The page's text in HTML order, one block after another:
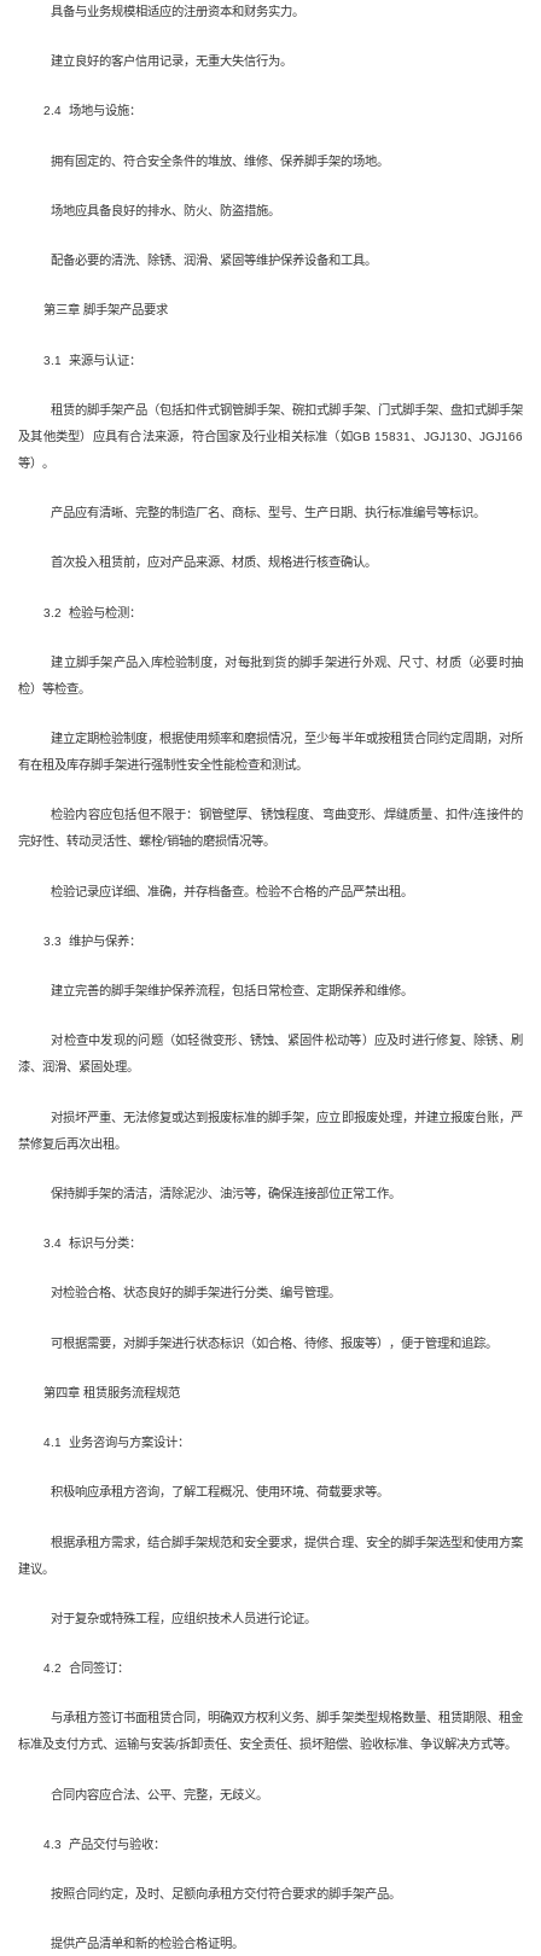
具备与业务规模相适应的注册资本和财务实力。
建立良好的客户信用记录，无重大失信行为。
2.4 场地与设施：
拥有固定的、符合安全条件的堆放、维修、保养脚手架的场地。
场地应具备良好的排水、防火、防盗措施。
配备必要的清洗、除锈、润滑、紧固等维护保养设备和工具。
第三章 脚手架产品要求
3.1 来源与认证：
租赁的脚手架产品（包括扣件式钢管脚手架、碗扣式脚手架、门式脚手架、盘扣式脚手架
及其他类型）应具有合法来源，符合国家及行业相关标准（如GB 15831、JGJ130、JGJ166
等）。
产品应有清晰、完整的制造厂名、商标、型号、生产日期、执行标准编号等标识。
首次投入租赁前，应对产品来源、材质、规格进行核查确认。
3.2 检验与检测：
建立脚手架产品入库检验制度，对每批到货的脚手架进行外观、尺寸、材质（必要时抽
检）等检查。
建立定期检验制度，根据使用频率和磨损情况，至少每半年或按租赁合同约定周期，对所
有在租及库存脚手架进行强制性安全性能检查和测试。
检验内容应包括但不限于：钢管壁厚、锈蚀程度、弯曲变形、焊缝质量、扣件/连接件的
完好性、转动灵活性、螺栓/销轴的磨损情况等。
检验记录应详细、准确，并存档备查。检验不合格的产品严禁出租。
3.3 维护与保养：
建立完善的脚手架维护保养流程，包括日常检查、定期保养和维修。
对检查中发现的问题（如轻微变形、锈蚀、紧固件松动等）应及时进行修复、除锈、刷
漆、润滑、紧固处理。
对损坏严重、无法修复或达到报废标准的脚手架，应立即报废处理，并建立报废台账，严
禁修复后再次出租。
保持脚手架的清洁，清除泥沙、油污等，确保连接部位正常工作。
3.4 标识与分类：
对检验合格、状态良好的脚手架进行分类、编号管理。
可根据需要，对脚手架进行状态标识（如合格、待修、报废等），便于管理和追踪。
第四章 租赁服务流程规范
4.1 业务咨询与方案设计：
积极响应承租方咨询，了解工程概况、使用环境、荷载要求等。
根据承租方需求，结合脚手架规范和安全要求，提供合理、安全的脚手架选型和使用方案
建议。
对于复杂或特殊工程，应组织技术人员进行论证。
4.2 合同签订：
与承租方签订书面租赁合同，明确双方权利义务、脚手架类型规格数量、租赁期限、租金
标准及支付方式、运输与安装/拆卸责任、安全责任、损坏赔偿、验收标准、争议解决方式等。
合同内容应合法、公平、完整，无歧义。
4.3 产品交付与验收：
按照合同约定，及时、足额向承租方交付符合要求的脚手架产品。
提供产品清单和新的检验合格证明。